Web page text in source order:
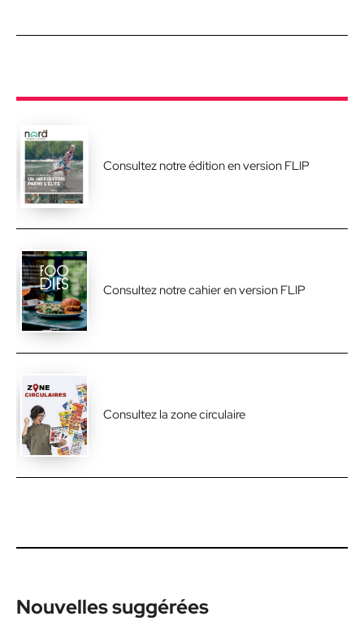
Consultez notre édition en version FLIP
Consultez notre cahier en version FLIP
Consultez la zone circulaire
Nouvelles suggérées